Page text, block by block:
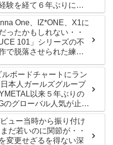
験を経て６年ぶりに東
帰還した感想は？
One、IZ*ONE、X1に
ったかもしれない・・
101」シリーズの不
で脱落させられた練習
ルボードチャートにラン
本人ガールズグループ
以来５年ぶりの
のグローバル人気が止ま
コーチェラ2025」にも
の出演
ュー当時から振り付け
だ若いのに関節が・・
変更せざるを得ない深